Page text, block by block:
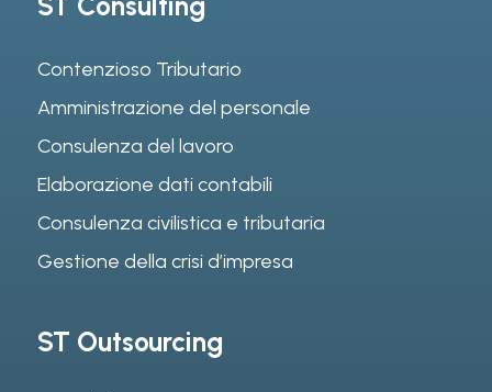
Contenzioso Tributario
Amministrazione del personale
Consulenza del lavoro
Elaborazione dati contabili
Consulenza civilistica e tributaria
Gestione della crisi d’impresa
ST Outsourcing